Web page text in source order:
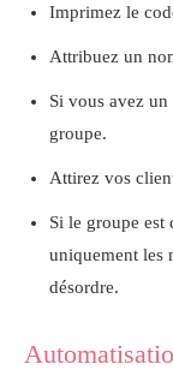
Imprimez le
Attribuez un
Si vous avez
groupe.
Attirez vos
Si le groupe est
uniquement les
désordre.